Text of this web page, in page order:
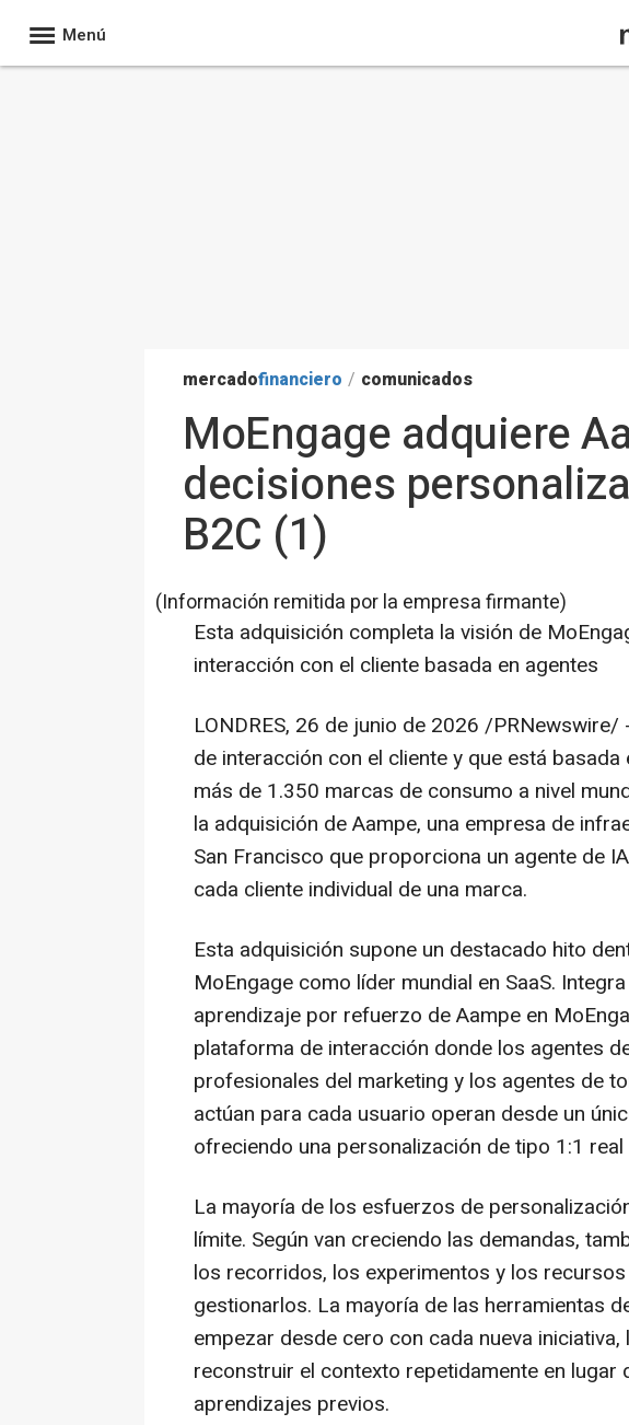
Menú
mercadofinanciero / comunicados
MoEngage adquiere
decisiones
B2C (1)
(Información remitida por la empresa firmante)
Esta adquisición completa la visión de
interacción con el cliente basada en agentes
LONDRES, 26 de junio de 2026 /PRNewswire/
de interacción con el cliente y que está
más de 1.350 marcas de consumo a nivel
la adquisición de Aampe, una empresa de
San Francisco que proporciona un agente de
cada cliente individual de una marca.
Esta adquisición supone un destacado hito
MoEngage como líder mundial en SaaS.
aprendizaje por refuerzo de Aampe en
plataforma de interacción donde los agentes
profesionales del marketing y los agentes de
actúan para cada usuario operan desde un
ofreciendo una personalización de tipo 1:1 real
La mayoría de los esfuerzos de
límite. Según van creciendo las demandas,
los recorridos, los experimentos y los
gestionarlos. La mayoría de las herramientas
empezar desde cero con cada nueva
reconstruir el contexto repetidamente en lugar
aprendizajes previos.